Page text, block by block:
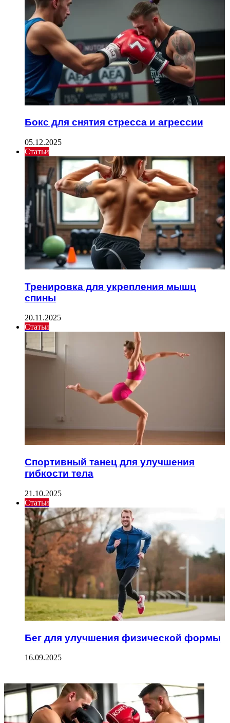
Бокс для снятия стресса и агрессии
05.12.2025
Статьи
Тренировка для укрепления мышц
спины
20.11.2025
Статьи
Спортивный танец для улучшения
гибкости тела
21.10.2025
Статьи
Бег для улучшения физической формы
16.09.2025